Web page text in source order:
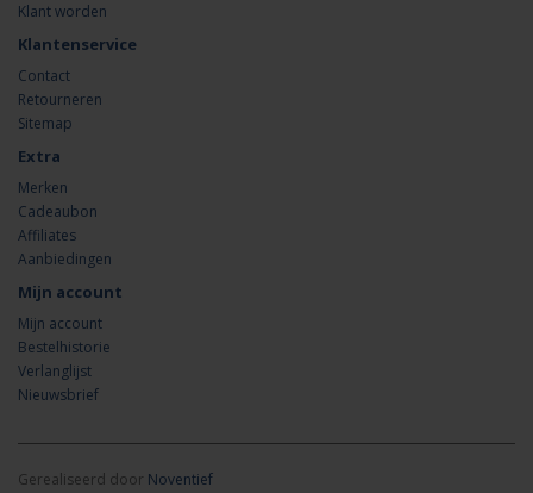
Klant worden
Klantenservice
Contact
Retourneren
Sitemap
Extra
Merken
Cadeaubon
Affiliates
Aanbiedingen
Mijn account
Mijn account
Bestelhistorie
Verlanglijst
Nieuwsbrief
Gerealiseerd door Noventief